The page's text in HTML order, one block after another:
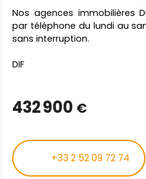
Nos agences immobilières
par téléphone du lundi au
sans interruption.
DIF
432 900 €
+33 2 52 09 72 74